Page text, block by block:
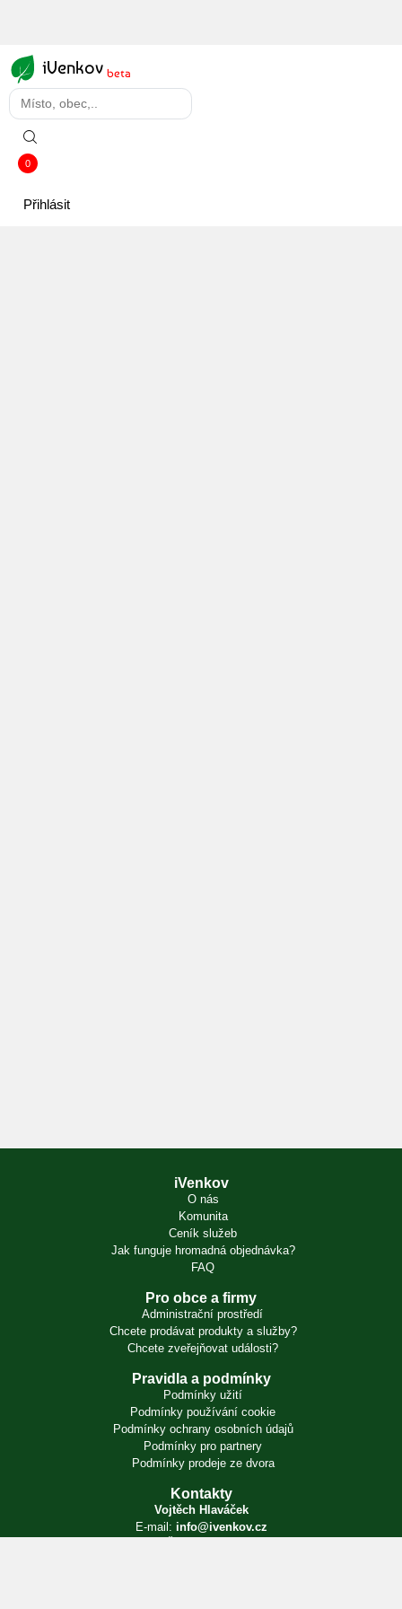
iVenkov beta
0
Přihlásit
iVenkov
O nás
Komunita
Ceník služeb
Jak funguje hromadná objednávka?
FAQ
Pro obce a firmy
Administrační prostředí
Chcete prodávat produkty a služby?
Chcete zveřejňovat události?
Pravidla a podmínky
Podmínky užití
Podmínky používání cookie
Podmínky ochrany osobních údajů
Podmínky pro partnery
Podmínky prodeje ze dvora
Kontakty
Vojtěch Hlaváček
E-mail: info@ivenkov.cz